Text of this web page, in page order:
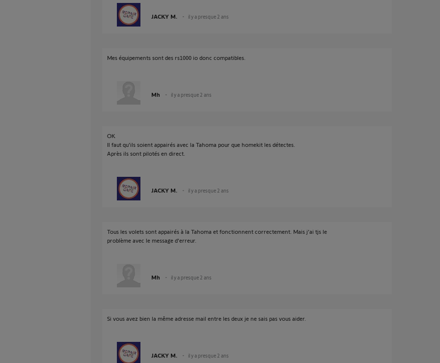
JACKY M. il y a presque 2 ans
Mes équipements sont des rs1000 io donc compatibles.
Mh il y a presque 2 ans
OK
Il faut qu'ils soient appairés avec la Tahoma pour que homekit les détectes.
Après ils sont pilotés en direct.
JACKY M. il y a presque 2 ans
Tous les volets sont appairés à la Tahoma et fonctionnent correctement. Mais j’ai tjs le
problème avec le message d’erreur.
Mh il y a presque 2 ans
Si vous avez bien la même adresse mail entre les deux je ne sais pas vous aider.
JACKY M. il y a presque 2 ans